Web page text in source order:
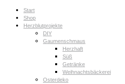
Start
Shop
Herzblutprojekte
DIY
Gaumenschmaus
Herzhaft
Süß
Getränke
Weihnachtsbäckerei
Osterdeko